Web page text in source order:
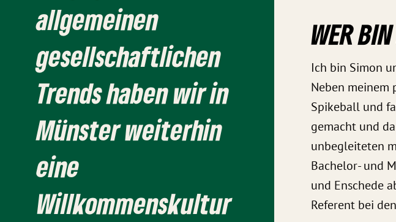
allgemeinen
gesellschaftlichen
Trends haben wir in
Münster weiterhin
eine
Willkommenskultur
WER
Ich bin Simon
Neben meinem
Spikeball und
gemacht und
unbegleiteten
Bachelor- und
und Enschede
Referent bei